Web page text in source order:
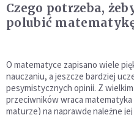
Czego potrzeba,
polubić
O matematyce zapisano wiele
nauczaniu, a jeszcze bardziej
pesymistycznych opinii. Z
przeciwników wraca
maturze) na naprawdę należne